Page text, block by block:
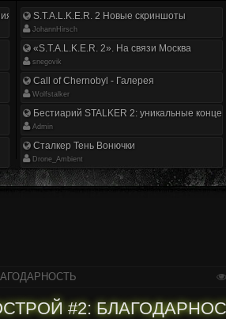
ликвидатора)
S.T.A.L.K.E.R. 2 Новые скриншоты
JohannHirsch
«S.T.A.L.K.E.R. 2». На связи Москва
snegovik
Call of Chernobyl - Галерея
Wolfstalker
Бестиарий STALKER 2: уникальные
Аdmin
Сталкер Тень Вонючки
Drone_Ambient
#2: